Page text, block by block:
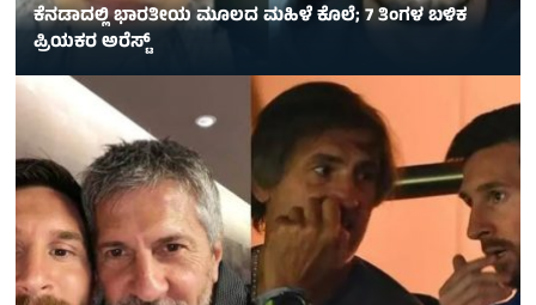
ಕೆನಡಾದಲ್ಲಿ ಭಾರತೀಯ ಮೂಲದ ಮಹಿಳೆ ಕೊಲೆ; 7 ತಿಂಗಳ ಬಳಿಕ
ಪ್ರಿಯಕರ ಅರೆಸ್ಟ್‌